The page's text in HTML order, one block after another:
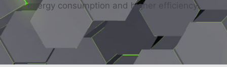
energy consumption and higher efficiency.